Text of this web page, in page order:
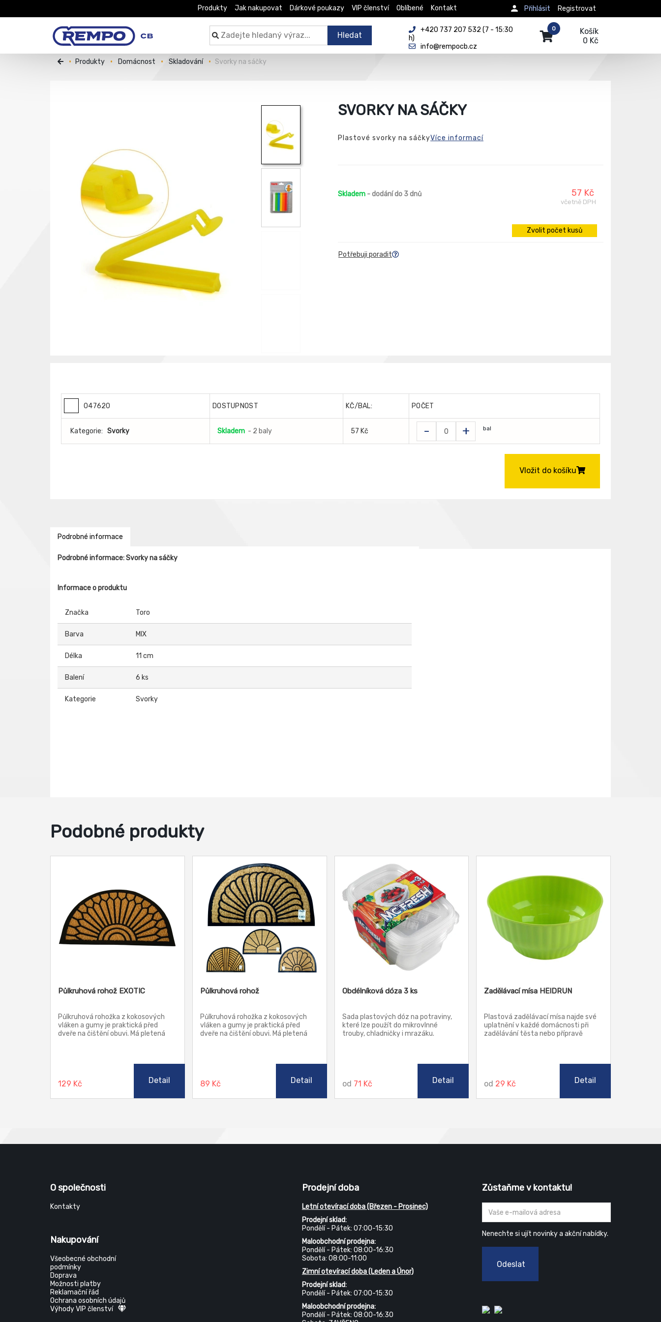
Produkty Jak nakupovat Dárkové poukazy VIP členství Oblíbené Kontakt Registrovat
Přihlásit
Hledat
+420 737 207 532 (7 - 15:30
h)
info@rempocb.cz
Košík
0 Kč
0
Produkty Domácnost Skladování Svorky na sáčky
SVORKY NA SÁČKY
Plastové svorky na sáčkyVíce informací
Skladem - dodání do 3 dnů 57 Kč
včetně DPH
Zvolit počet kusů
Potřebuji poradit
047620 DOSTUPNOST KČ/BAL: POČET
Kategorie: Svorky Skladem - 2 baly 57 Kč - + bal
Vložit do košíku
Podrobné informace
Podrobné informace: Svorky na sáčky
Informace o produktu
Značka Toro
Barva MIX
Délka 11 cm
Balení 6 ks
Kategorie Svorky
Podobné produkty
Půlkruhová rohož EXOTIC
Půlkruhová rohožka z kokosových
vláken a gumy je praktická před
dveře na čištění obuvi. Má pletená
129 Kč Detail
Půlkruhová rohož
Půlkruhová rohožka z kokosových
vláken a gumy je praktická před
dveře na čištění obuvi. Má pletená
89 Kč Detail
Obdélníková dóza 3 ks
Sada plastových dóz na potraviny,
které lze použít do mikrovlnné
trouby, chladničky i mrazáku.
od 71 Kč Detail
Zadělávací mísa HEIDRUN
Plastová zadělávací mísa najde své
uplatnění v každé domácnosti při
zadělávání těsta nebo přípravě
od 29 Kč Detail
O společnosti
Kontakty
Nakupování
Všeobecné obchodní
podmínky
Doprava
Možnosti platby
Reklamační řád
Ochrana osobních údajů
Výhody VIP členství
Prodejní doba
Letní otevírací doba (Březen - Prosinec)
Prodejní sklad:
Pondělí - Pátek: 07:00-15:30
Maloobchodní prodejna:
Pondělí - Pátek: 08:00-16:30
Sobota: 08:00-11:00
Zimní otevírací doba (Leden a Únor)
Prodejní sklad:
Pondělí - Pátek: 07:00-15:30
Maloobchodní prodejna:
Pondělí - Pátek: 08:00-16:30
Zůstaňme v kontaktu!
Nenechte si ujít novinky a akční nabídky.
Odeslat